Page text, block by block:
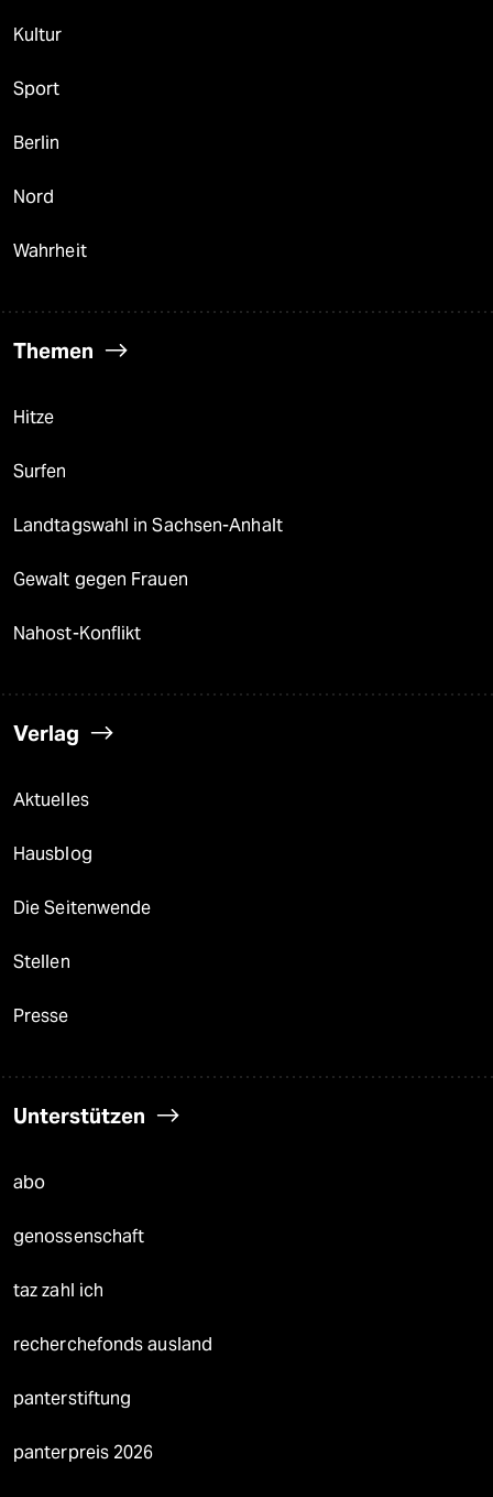
Kultur
Sport
Berlin
Nord
Wahrheit
Themen
Hitze
Surfen
Landtagswahl in Sachsen-Anhalt
Gewalt gegen Frauen
Nahost-Konflikt
Verlag
Aktuelles
Hausblog
Die Seitenwende
Stellen
Presse
Unterstützen
abo
genossenschaft
taz zahl ich
recherchefonds ausland
panterstiftung
panterpreis 2026